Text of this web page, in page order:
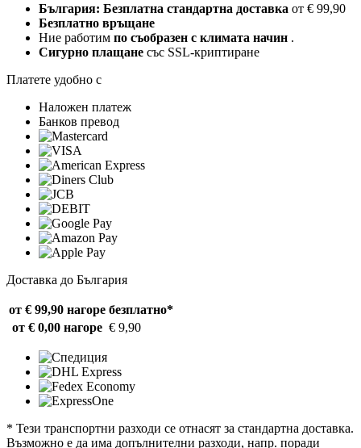
България: Безплатна стандартна доставка от € 99,90
Безплатно връщане
Ние работим по съобразен с климата начин .
Сигурно плащане със SSL-криптиране
Платете удобно с
Наложен платеж
Банков превод
Доставка до България
от € 99,90 нагоре безплатно*
от € 0,00 нагоре € 9,90
* Тези транспортни разходи се отнасят за стандартна доставка.
Възможно е да има допълнителни разходи, напр. поради